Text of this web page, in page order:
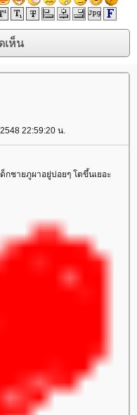
22:59:20 น.
กชายภูผาอยู่บ่อยๆ โตขึ้นเยอะ